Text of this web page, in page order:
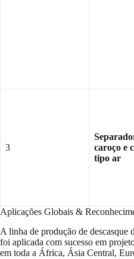
3
caroço e
tipo ar
Aplicações Globais &
A linha de produção de descasque
foi aplicada com sucesso em
em toda a África, Ásia Central,